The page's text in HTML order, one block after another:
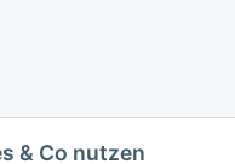
& Co nutzen